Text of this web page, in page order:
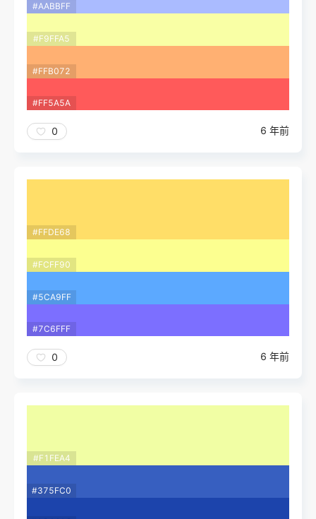
#AABBFF
#F9FFA5
#FFB072
#FF5A5A
0 6 年前
#FFDE68
#FCFF90
#5CA9FF
#7C6FFF
0 6 年前
#F1FEA4
#375FC0